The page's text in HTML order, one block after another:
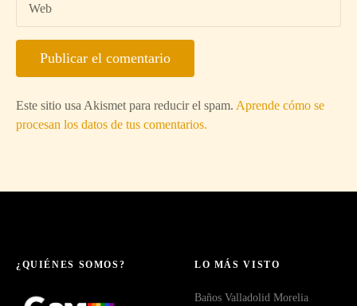
Web
Este sitio usa Akismet para reducir el spam. Aprende cómo se
procesan los datos de tus comentarios.
¿QUIÉNES SOMOS? LO MÁS VISTO
Baños Valladolid Morelia